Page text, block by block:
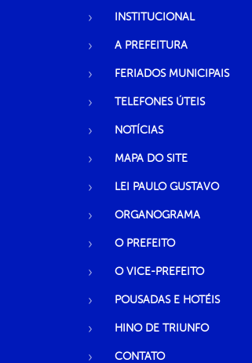
INSTITUCIONAL
A PREFEITURA
FERIADOS MUNICIPAIS
TELEFONES ÚTEIS
NOTÍCIAS
MAPA DO SITE
LEI PAULO GUSTAVO
ORGANOGRAMA
O PREFEITO
O VICE-PREFEITO
POUSADAS E HOTÉIS
HINO DE TRIUNFO
CONTATO